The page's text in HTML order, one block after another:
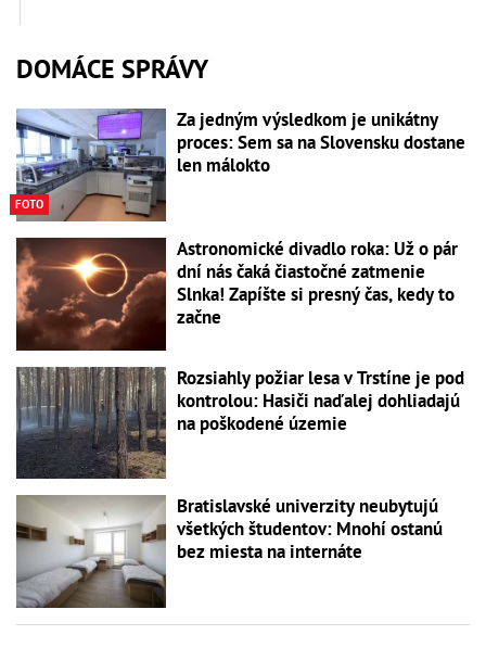
DOMÁCE SPRÁVY
FOTO
Za jedným výsledkom je unikátny
proces: Sem sa na Slovensku dostane
len málokto
Astronomické divadlo roka: Už o pár
dní nás čaká čiastočné zatmenie
Slnka! Zapíšte si presný čas, kedy to
začne
Rozsiahly požiar lesa v Trstíne je pod
kontrolou: Hasiči naďalej dohliadajú
na poškodené územie
Bratislavské univerzity neubytujú
všetkých študentov: Mnohí ostanú
bez miesta na internáte